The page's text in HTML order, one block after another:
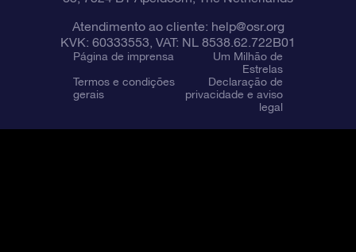
Atendimento ao cliente: help@osr.org
KVK: 60333553, VAT: NL 8538.62.722B01
Página de imprensa
Um Milhão de
Estrelas
Termos e condições
gerais
Declaração de
privacidade e aviso
legal